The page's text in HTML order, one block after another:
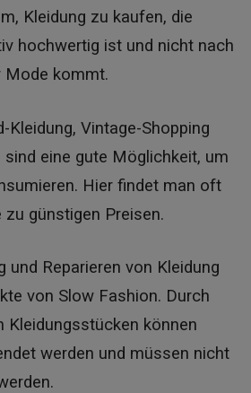
Kleidung zu kaufen, die
hochwertig ist und nicht nach
Mode kommt.
Kleidung, Vintage-Shopping
sind eine gute Möglichkeit, um
Hier findet man oft
günstigen Preisen.
und Reparieren von Kleidung
von Slow Fashion. Durch
Kleidungsstücken können
werden und müssen nicht